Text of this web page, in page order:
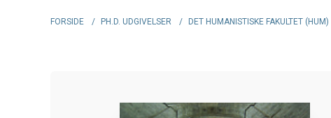
FORSIDE / PH.D. UDGIVELSER / DET HUMANISTISKE FAKULTET (HUM)